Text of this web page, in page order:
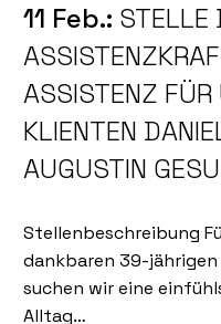
11 Feb.: STELLE
ASSISTENZ FÜR
KLIENTEN
AUGUSTIN
Stellenbeschreibung
dankbaren 39-
suchen wir eine
Alltag…